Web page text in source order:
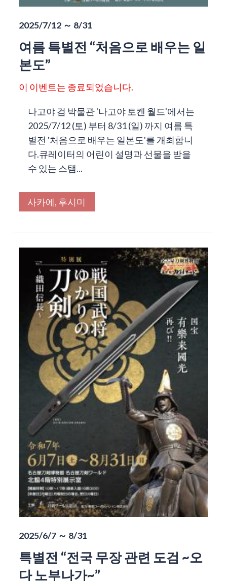
2025/7/12 ～ 8/31
여름 특별전 “처음으로 배우는 일
본도”
이 이벤트는 종료되었습니다.
나고야 검 박물관 '나고야 토켄 월드'에서는
2025/7/12 (토) 부터 8/31 (일) 까지 여름 특
별전 '처음으로 배우는 일본도'를 개최합니
다.큐레이터의 어린이 설명과 선물을 받을
수 있는 스탬...
사카에, 후시미
2025/6/7 ～ 8/31
특별전 “전국 무장 관련 도검 ~오
다 노부나가~”